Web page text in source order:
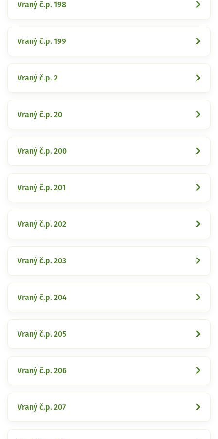
Vraný č.p. 198
Vraný č.p. 199
Vraný č.p. 2
Vraný č.p. 20
Vraný č.p. 200
Vraný č.p. 201
Vraný č.p. 202
Vraný č.p. 203
Vraný č.p. 204
Vraný č.p. 205
Vraný č.p. 206
Vraný č.p. 207